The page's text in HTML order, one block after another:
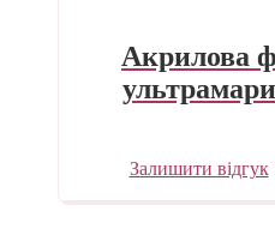
Акрилова
Залишити відгук